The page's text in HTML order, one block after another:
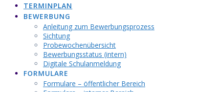
TERMINPLAN
BEWERBUNG
Anleitung zum Bewerbungsprozess
Sichtung
Probewochenübersicht
Bewerbungsstatus (intern)
Digitale Schulanmeldung
FORMULARE
Formulare – öffentlicher Bereich